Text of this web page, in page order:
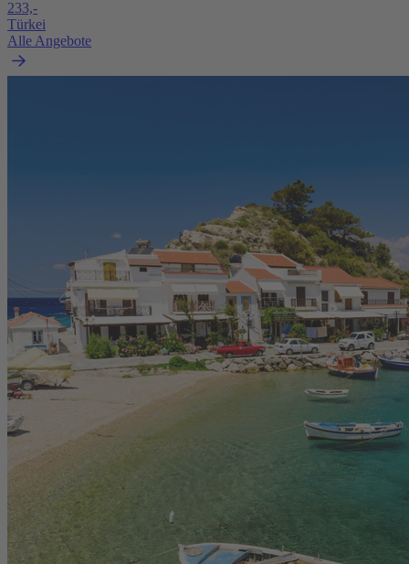
233,-
Türkei
Alle Angebote